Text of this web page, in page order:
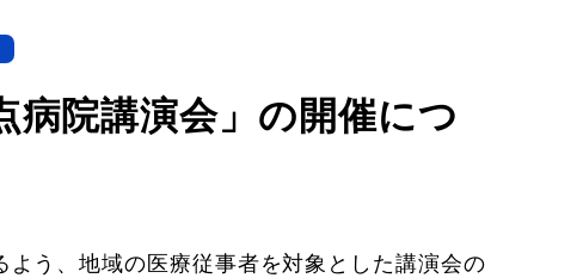
病院講演会」の開催につ
う、地域の医療従事者を対象とした講演会の